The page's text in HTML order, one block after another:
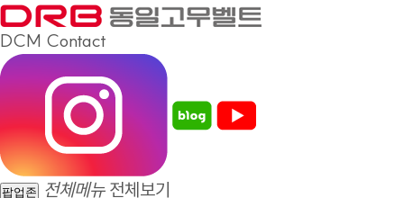
DCM Contact
팝업존 전체메뉴 전체보기